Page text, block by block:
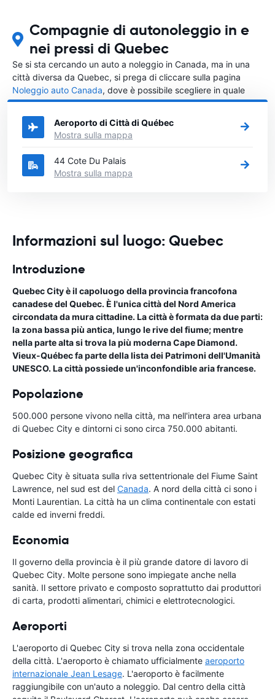
Compagnie di autonoleggio in e
nei pressi di Quebec
Se si sta cercando un auto a noleggio in Canada, ma in una
città diversa da Quebec, si prega di cliccare sulla pagina
Noleggio auto Canada, dove è possibile scegliere in quale
città in Canada si vuole noleggiare l'auto.
Aeroporto di Città di Québec
Mostra sulla mappa
44 Cote Du Palais
Mostra sulla mappa
Informazioni sul luogo: Quebec
Introduzione
Quebec City è il capoluogo della provincia francofona
canadese del Quebec. È l'unica città del Nord America
circondata da mura cittadine. La città è formata da due parti:
la zona bassa più antica, lungo le rive del fiume; mentre
nella parte alta si trova la più moderna Cape Diamond.
Vieux-Québec fa parte della lista dei Patrimoni dell'Umanità
UNESCO. La città possiede un'inconfondible aria francese.
Popolazione
500.000 persone vivono nella città, ma nell'intera area urbana
di Quebec City e dintorni ci sono circa 750.000 abitanti.
Posizione geografica
Quebec City è situata sulla riva settentrionale del Fiume Saint
Lawrence, nel sud est del Canada. A nord della città ci sono i
Monti Laurentian. La città ha un clima continentale con estati
calde ed inverni freddi.
Economia
Il governo della provincia è il più grande datore di lavoro di
Quebec City. Molte persone sono impiegate anche nella
sanità. Il settore privato e composto soprattutto dai produttori
di carta, prodotti alimentari, chimici e elettrotecnologici.
Aeroporti
L'aeroporto di Quebec City si trova nella zona occidentale
della città. L'aeroporto è chiamato ufficialmente aeroporto
internazionale Jean Lesage. L'aeroporto è facilmente
raggiungibile con un'auto a noleggio. Dal centro della città